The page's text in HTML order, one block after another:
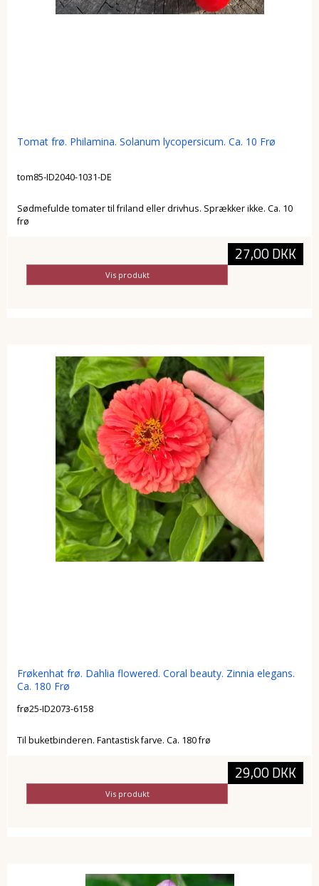
Tomat frø. Philamina. Solanum lycopersicum. Ca. 10 Frø
tom85-ID2040-1031-DE
Sødmefulde tomater til friland eller drivhus. Sprækker ikke. Ca. 10
frø
27,00 DKK
Vis produkt
Frøkenhat frø. Dahlia flowered. Coral beauty. Zinnia elegans.
Ca. 180 Frø
frø25-ID2073-6158
Til buketbinderen. Fantastisk farve. Ca. 180 frø
29,00 DKK
Vis produkt